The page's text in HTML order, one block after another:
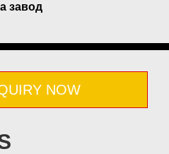
завод
NOW